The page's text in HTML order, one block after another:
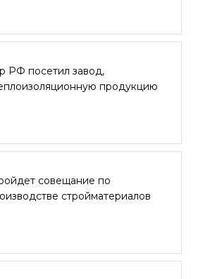
РФ посетил завод,
продукцию
совещание по
стройматериалов